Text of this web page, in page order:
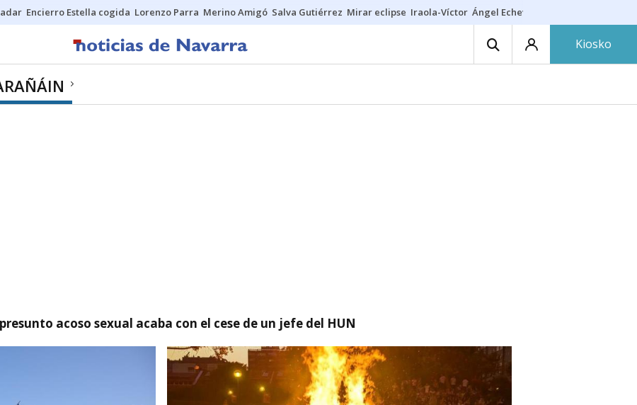
Encierro Estella cogida Lorenzo Parra Merino Amigó Salva Gutiérrez Mirar eclipse Iraola-Víctor Ángel Echeverría
Kiosko
acoso sexual acaba con el cese de un jefe del HUN